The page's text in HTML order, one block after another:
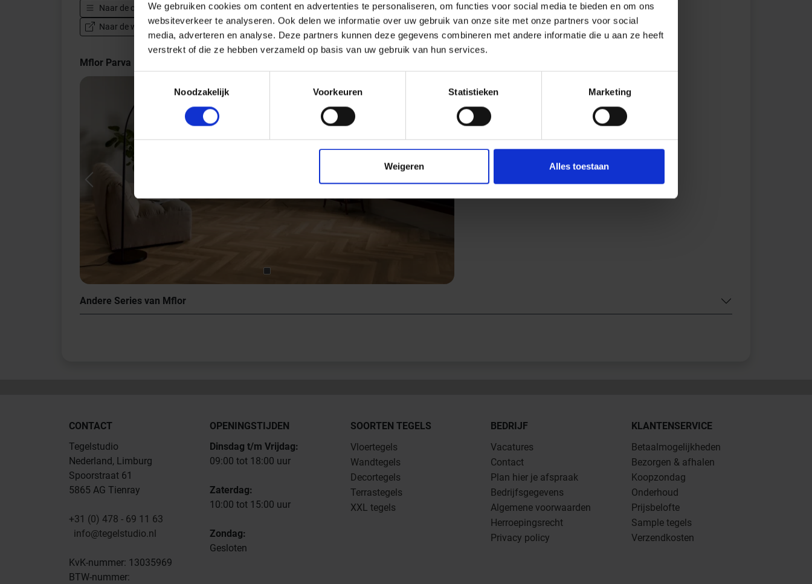
We gebruiken cookies om content en advertenties te personaliseren, om functies voor social media te bieden en om ons
websiteverkeer te analyseren. Ook delen we informatie over uw gebruik van onze site met onze partners voor social
media, adverteren en analyse. Deze partners kunnen deze gegevens combineren met andere informatie die u aan ze heeft
verstrekt of die ze hebben verzameld op basis van uw gebruik van hun services.
Noodzakelijk
Voorkeuren Statistieken Marketing
Weigeren Alles toestaan
Naar de complete serieMflor Parva Broad Leaf Alle series vanMflor
Naar de website van de fabrikant Mflor Parva Broad Leaf
Gegevensblad downloaden - PDF
Mflor Parva Broad Leaf Indrukken
Previous Next
Andere Series van Mflor
CONTACT
Tegelstudio
Nederland, Limburg
Spoorstraat 61
5865 AG Tienray
+31 (0) 478 - 69 11 63
info@tegelstudio.nl
KvK-nummer: 13035969
BTW-nummer:
OPENINGSTIJDEN
Dinsdag t/m Vrijdag:
09:00 tot 18:00 uur
Zaterdag:
10:00 tot 15:00 uur
Zondag:
Gesloten
SOORTEN TEGELS
Vloertegels
Wandtegels
Decortegels
Terrastegels
XXL tegels
BEDRIJF
Vacatures
Contact
Plan hier je afspraak
Bedrijfsgegevens
Algemene voorwaarden
Herroepingsrecht
Privacy policy
KLANTENSERVICE
Betaalmogelijkheden
Bezorgen & afhalen
Koopzondag
Onderhoud
Prijsbelofte
Sample tegels
Verzendkosten